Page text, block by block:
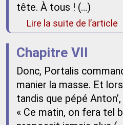
tête. À tous ! (…)
Lire la suite de l’article
Chapitre VII
Donc, Portalis
manier la masse. Et
tandis que pépé
« Ce matin, on fera tel